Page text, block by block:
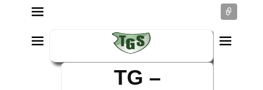
TG –